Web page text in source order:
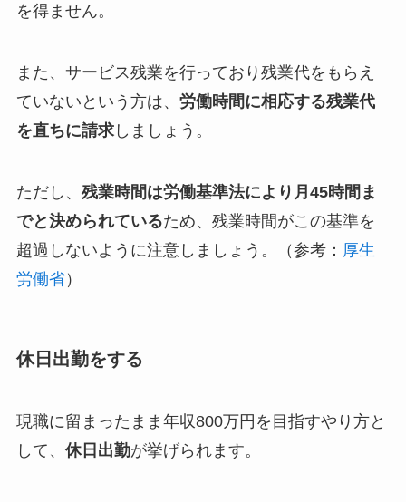
を得ません。
また、サービス残業を行っており残業代をもらえ
ていないという方は、 労働時間に相応する残業代
を直ちに請求しましょう。
ただし、 残業時間は労働基準法により月45時間ま
でと決められているため、残業時間がこの基準を
超過しないように注意しましょう。（参考： 厚生
労働省）
休日出勤をする
現職に留まったまま年収800万円を目指すやり方と
して、 休日出勤が挙げられます。